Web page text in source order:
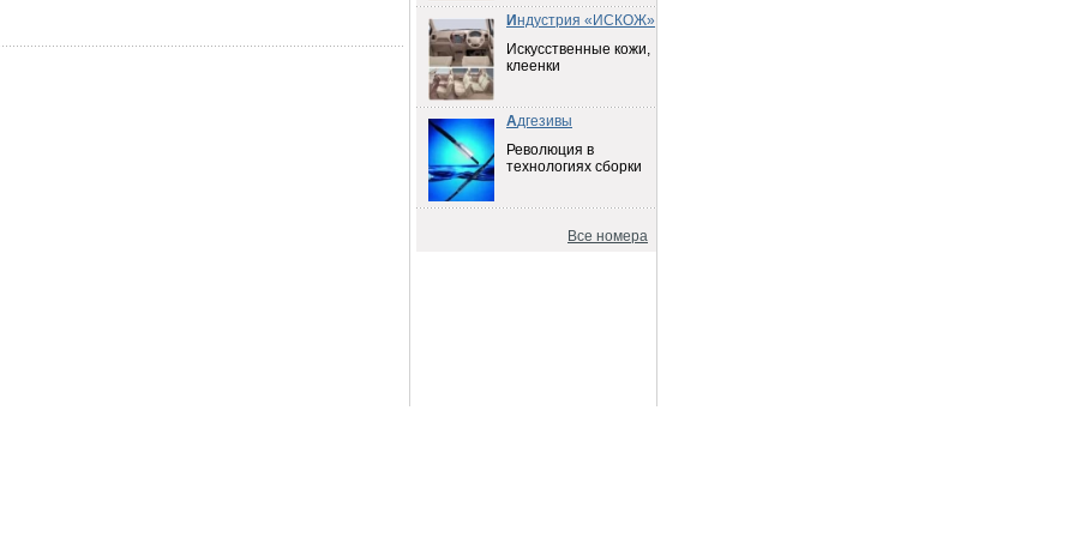
Индустрия «ИСКОЖ»
Искусственные кожи,
клеенки
Адгезивы
Революция в
технологиях сборки
Все номера